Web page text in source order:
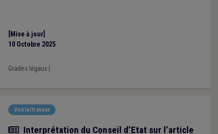
[Mise à jour]
10 Octobre 2025
Grades légaux|
Voirie/travaux
Actualité
Interprétation du Conseil d’Etat sur l’article